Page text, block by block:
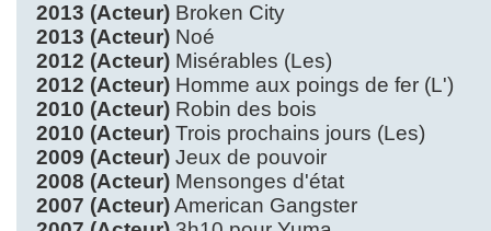
2013 (Acteur) Broken City
2013 (Acteur) Noé
2012 (Acteur) Misérables (Les)
2012 (Acteur) Homme aux poings de fer (L')
2010 (Acteur) Robin des bois
2010 (Acteur) Trois prochains jours (Les)
2009 (Acteur) Jeux de pouvoir
2008 (Acteur) Mensonges d'état
2007 (Acteur)American Gangster